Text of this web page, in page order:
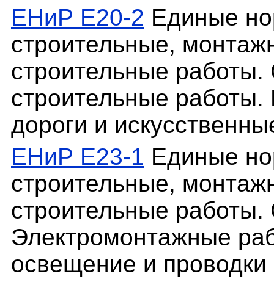
ЕНиР Е20-2 Единые
строительные,
строительные
строительные
дороги и
ЕНиР Е23-1 Единые
строительные,
строительные
Электромонтажные
освещение и проводки